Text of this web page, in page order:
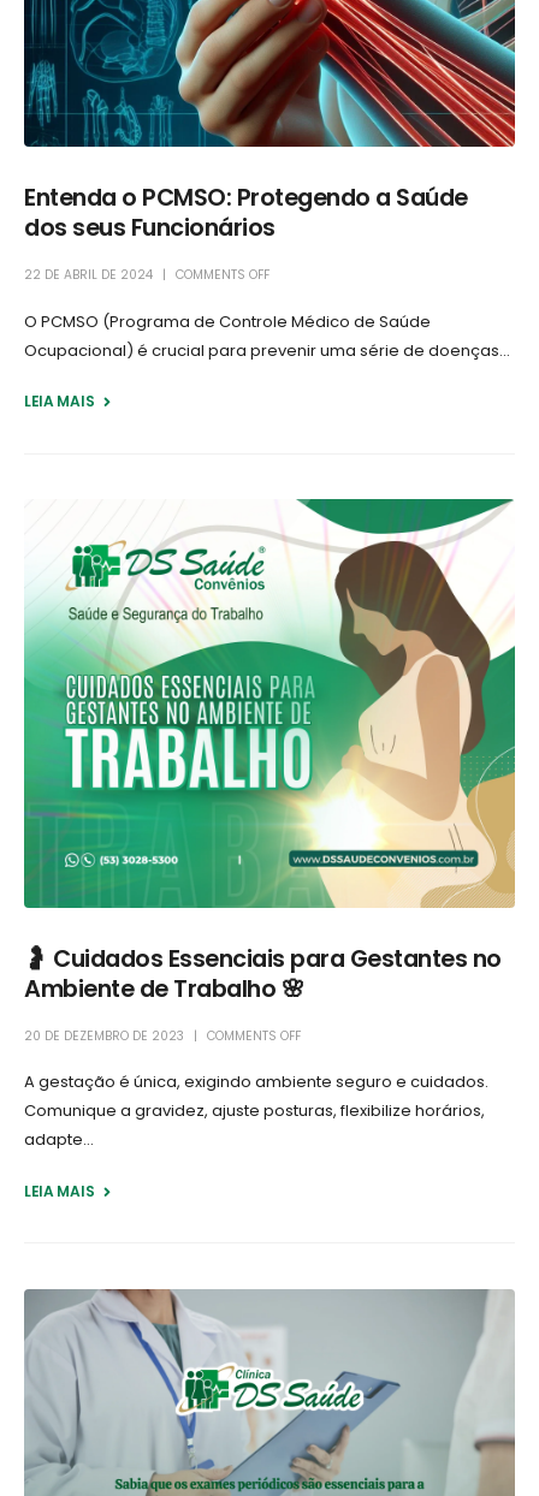
Entenda o PCMSO: Protegendo a Saúde
dos seus Funcionários
22 DE ABRIL DE 2024 COMMENTS OFF
O PCMSO (Programa de Controle Médico de Saúde
Ocupacional) é crucial para prevenir uma série de doenças...
LEIA MAIS +
🤰 Cuidados Essenciais para Gestantes no
Ambiente de Trabalho 🌸
20 DE DEZEMBRO DE 2023 COMMENTS OFF
A gestação é única, exigindo ambiente seguro e cuidados.
Comunique a gravidez, ajuste posturas, flexibilize horários,
adapte...
LEIA MAIS +